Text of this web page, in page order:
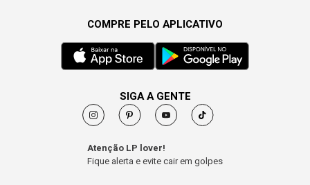
COMPRE PELO APLICATIVO
SIGA A GENTE
Atenção LP lover!
Fique alerta e evite cair em golpes